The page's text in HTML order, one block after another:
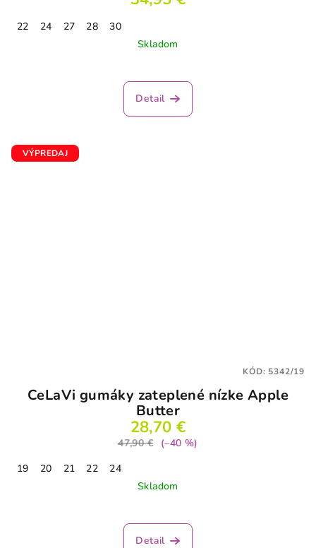
22 24 27 28
30
Skladom
Detail
VÝPREDAJ
CeLaVi gumáky zateplené nízke Apple
Butter
28,70 €
47,90 €
(–40 %)
19
20 21 22
24
Skladom
Detail
KÓD: 5342/19